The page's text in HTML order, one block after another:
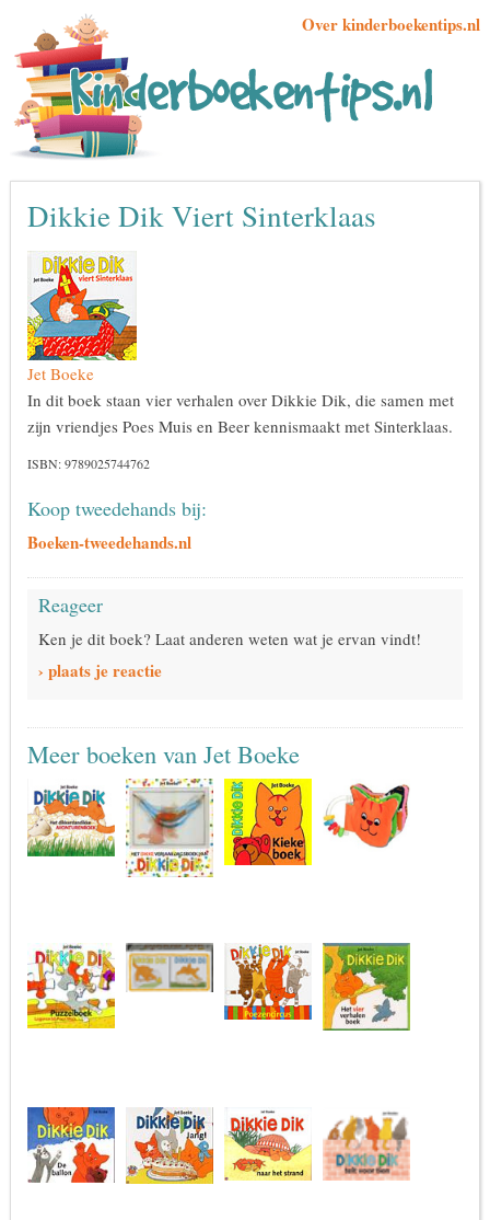
Over kinderboekentips.nl
Dikkie Dik Viert Sinterklaas
Jet Boeke
In dit boek staan vier verhalen over Dikkie Dik, die samen met
zijn vriendjes Poes Muis en Beer kennismaakt met Sinterklaas.
ISBN: 9789025744762
Koop tweedehands bij:
Boeken-tweedehands.nl
Reageer
Ken je dit boek? Laat anderen weten wat je ervan vindt!
› plaats je reactie
Meer boeken van Jet Boeke